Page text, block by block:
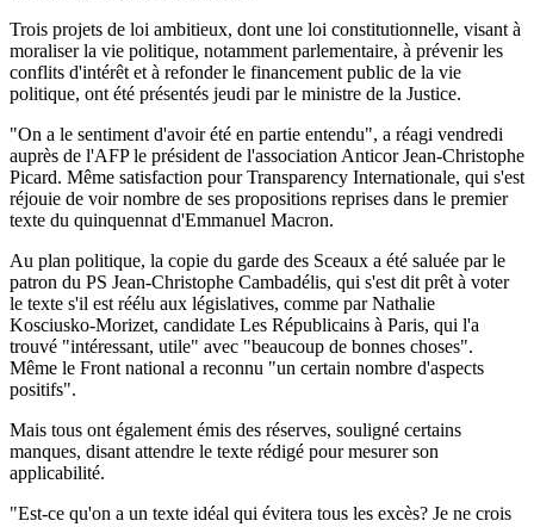
Trois projets de loi ambitieux, dont une loi constitutionnelle, visant à
moraliser la vie politique, notamment parlementaire, à prévenir les
conflits d'intérêt et à refonder le financement public de la vie
politique, ont été présentés jeudi par le ministre de la Justice.
"On a le sentiment d'avoir été en partie entendu", a réagi vendredi
auprès de l'AFP le président de l'association Anticor Jean-Christophe
Picard. Même satisfaction pour Transparency Internationale, qui s'est
réjouie de voir nombre de ses propositions reprises dans le premier
texte du quinquennat d'Emmanuel Macron.
Au plan politique, la copie du garde des Sceaux a été saluée par le
patron du PS Jean-Christophe Cambadélis, qui s'est dit prêt à voter
le texte s'il est réélu aux législatives, comme par Nathalie
Kosciusko-Morizet, candidate Les Républicains à Paris, qui l'a
trouvé "intéressant, utile" avec "beaucoup de bonnes choses".
Même le Front national a reconnu "un certain nombre d'aspects
positifs".
Mais tous ont également émis des réserves, souligné certains
manques, disant attendre le texte rédigé pour mesurer son
applicabilité.
"Est-ce qu'on a un texte idéal qui évitera tous les excès? Je ne crois